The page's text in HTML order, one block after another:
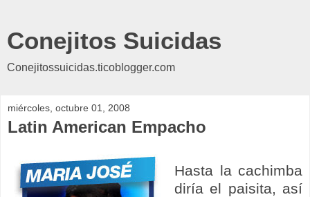
Conejitos Suicidas
Conejitossuicidas.ticoblogger.com
miércoles, octubre 01, 2008
Latin American Empacho
Hasta la cachimba
diría el paisita, así